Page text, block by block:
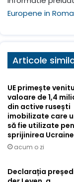
Europene in
Articole
UE primește
valoare de 1,4
din active rusești
imobilizate care
să fie utilizate
sprijinirea
acum o zi
Declarația